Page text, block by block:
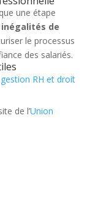
une étape
inégalités de
le processus
des salariés.
gestion RH et droit
de l’Union